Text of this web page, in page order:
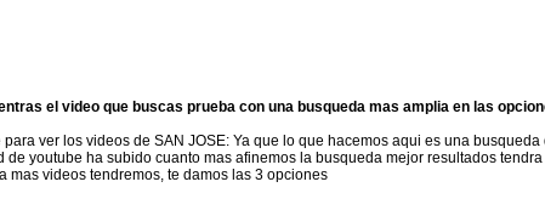
el video que buscas prueba con una busqueda mas amplia en las
para ver los videos de SAN JOSE: Ya que lo que hacemos aqui es una
de youtube ha subido cuanto mas afinemos la busqueda mejor resultados
mas videos tendremos, te damos las 3 opciones